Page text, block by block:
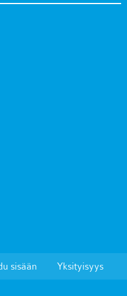
sisään Yksityisyys